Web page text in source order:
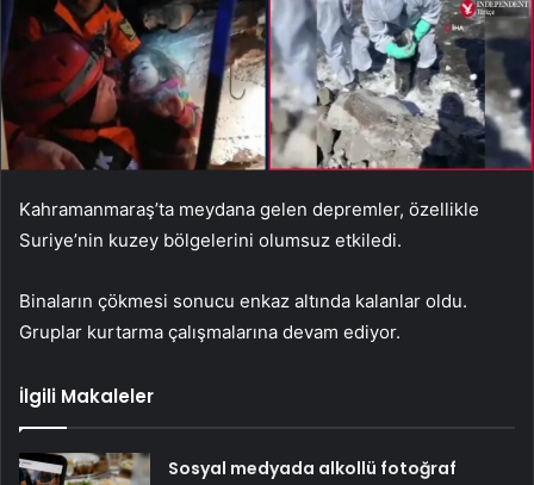
Kahramanmaraş’ta meydana gelen depremler, özellikle
Suriye’nin kuzey bölgelerini olumsuz etkiledi.
Binaların çökmesi sonucu enkaz altında kalanlar oldu.
Gruplar kurtarma çalışmalarına devam ediyor.
İlgili Makaleler
Sosyal medyada alkollü fotoğraf